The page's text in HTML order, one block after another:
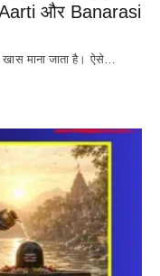
और Banarasi
माना जाता है। ऐसे…